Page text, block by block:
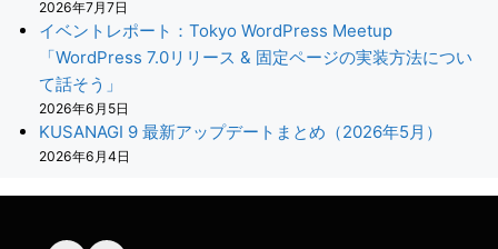
2026年7月7日
イベントレポート：Tokyo WordPress Meetup
「WordPress 7.0リリース & 固定ページの実装方法につい
て話そう」
2026年6月5日
KUSANAGI 9 最新アップデートまとめ（2026年5月）
2026年6月4日